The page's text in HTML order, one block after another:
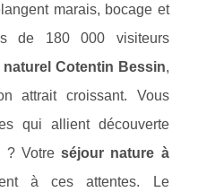
marais, bocage et
de 180 000 visiteurs
naturel Cotentin Bessin,
attrait croissant. Vous
qui allient découverte
? Votreséjour nature à
à ces attentes. Le